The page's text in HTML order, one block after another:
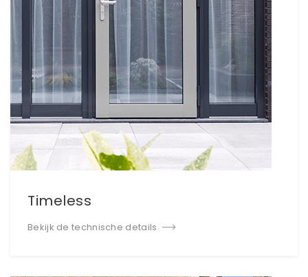
Timeless
Bekijk de technische details